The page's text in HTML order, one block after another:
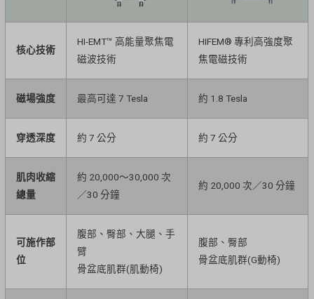
核心技術
HI-EMT™ 高能量聚焦電
磁波技術
HIFEM® 專利高強度聚
焦電磁技術
磁場強度 最高可達 7 Tesla 約 1.8 Tesla
穿透深度 約 7 公分 約 7 公分
肌肉收縮
總量
約 20,000～30,000 次
／30 分鐘
約 20,000 次／30 分鐘
可施作部
位
腹部、臀部、大腿、手
臂
骨盆底肌群(肌動椅)
腹部、臀部
骨盆底肌群(G動椅)